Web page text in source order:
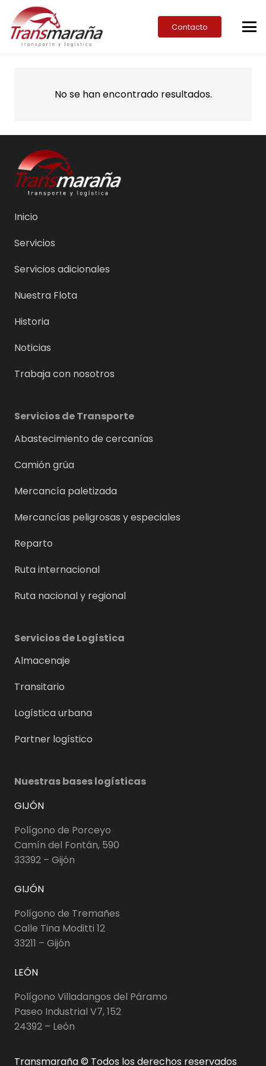
Contacto
No se han encontrado resultados.
Inicio
Servicios
Servicios adicionales
Nuestra Flota
Historia
Noticias
Trabaja con nosotros
Servicios de Transporte
Abastecimiento de cercanías
Camión grúa
Mercancía paletizada
Mercancías peligrosas y especiales
Reparto
Ruta internacional
Ruta nacional y regional
Servicios de Logística
Almacenaje
Transitario
Logística urbana
Partner logístico
Nuestras bases logísticas
GIJÓN
Polígono de Porceyo
Camín del Fontán, 590
33392 – Gijón
GIJÓN
Polígono de Tremañes
Calle Tina Moditti 12
33211 – Gijón
LEÓN
Polígono Villadangos del Páramo
Paseo Industrial V7, 152
24392 – León
Transmaraña © Todos los derechos reservados